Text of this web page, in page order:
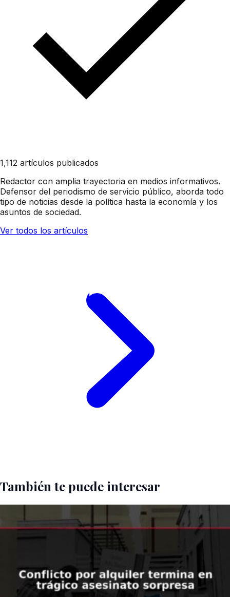
1,112 artículos publicados
Redactor con amplia trayectoria en medios informativos.
Defensor del periodismo de servicio público, aborda todo
tipo de noticias desde la política hasta la economía y los
asuntos de sociedad.
Ver todos los artículos
También te puede interesar